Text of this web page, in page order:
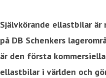
Självkörande ellastbilar är
på DB Schenkers
är den första
ellastbilar i världen och